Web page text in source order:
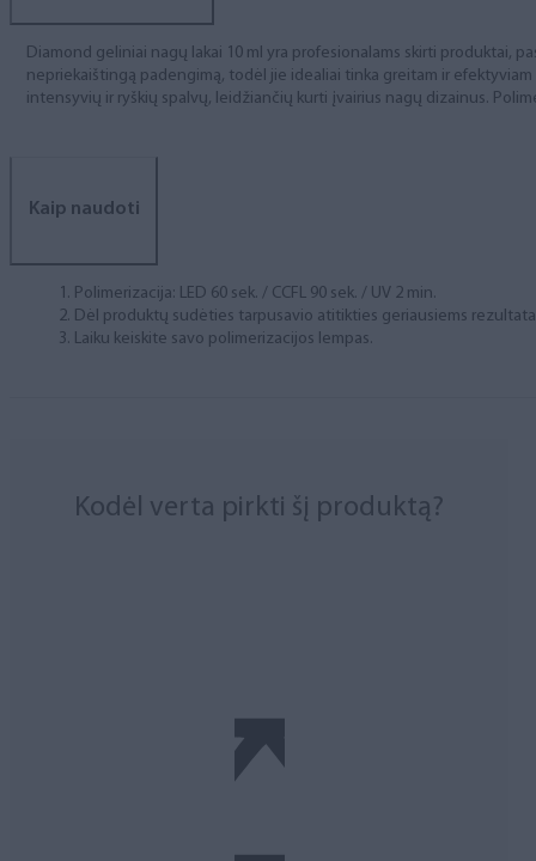
Diamond geliniai nagų lakai 10 ml yra profesionalams skirti produktai,
nepriekaištingą padengimą, todėl jie idealiai tinka greitam ir
intensyvių ir ryškių spalvų, leidžiančių kurti įvairius nagų dizainus.
Kaip naudoti
Polimerizacija: LED 60 sek. / CCFL 90 sek. / UV 2 min.
Dėl produktų sudėties tarpusavio atitikties geriausiems
Laiku keiskite savo polimerizacijos lempas.
Kodėl verta pirkti šį produktą?